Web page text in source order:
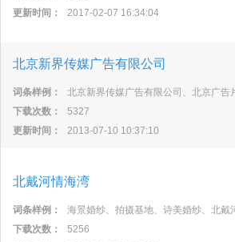
更新时间：
2017-02-07 16:34:04
北京新界传媒广告有限公司
词条样例：
北京新界传媒广告有限公司、北京广
下载次数：
5327
更新时间：
2013-07-10 10:37:10
北戴河情海湾
词条样例：
海景婚纱、拍摄基地、诗美婚纱、北戴
下载次数：
5256